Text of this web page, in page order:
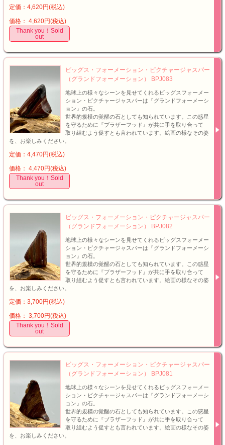
定価：4,620円(税込)
価格： 4,620円(税込)
Thank you！Sold
out
ビッグス・フォーメーション・ピクチャージャスパー
（グランドフォーメーション） BPJ083
地球上の様々なシーンを見せてくれるビッグスフォーメー
ション・ピクチャージャスパーは『グランドフォーメーシ
ョン』の石。
世界的規模の覚醒の石としても知られています。この惑星
を守るために『ブラザーフッド』が共に手を取り合って
取り組むよう促すとも言われています。絵画の様なその姿
を、お楽しみください。
定価：4,470円(税込)
価格： 4,470円(税込)
Thank you！Sold
out
ビッグス・フォーメーション・ピクチャージャスパー
（グランドフォーメーション） BPJ082
地球上の様々なシーンを見せてくれるビッグスフォーメー
ション・ピクチャージャスパーは『グランドフォーメーシ
ョン』の石。
世界的規模の覚醒の石としても知られています。この惑星
を守るために『ブラザーフッド』が共に手を取り合って
取り組むよう促すとも言われています。絵画の様なその姿
を、お楽しみください。
定価：3,700円(税込)
価格： 3,700円(税込)
Thank you！Sold
out
ビッグス・フォーメーション・ピクチャージャスパー
（グランドフォーメーション） BPJ081
地球上の様々なシーンを見せてくれるビッグスフォーメー
ション・ピクチャージャスパーは『グランドフォーメーシ
ョン』の石。
世界的規模の覚醒の石としても知られています。この惑星
を守るために『ブラザーフッド』が共に手を取り合って
取り組むよう促すとも言われています。絵画の様なその姿
を、お楽しみください。